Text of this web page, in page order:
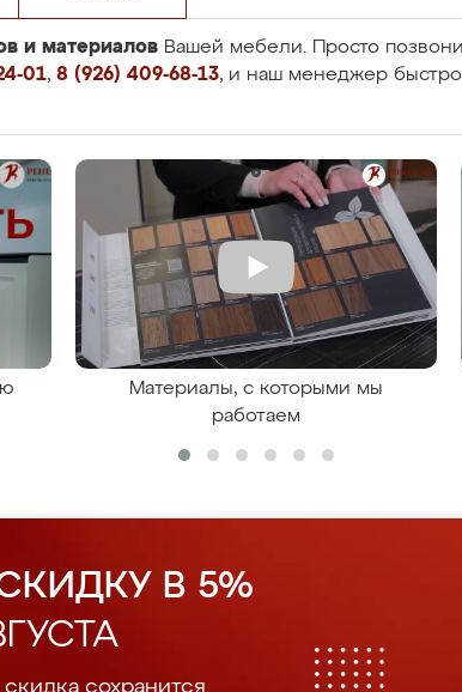
и материалов Вашей мебели. Просто
01, 8 (926) 409-68-13, и наш менеджер быстро
Материалы, с которыми мы
работаем
В 5%
сохранится.